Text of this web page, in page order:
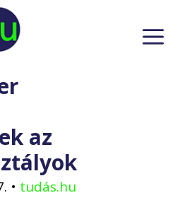
az
• tudás.hu